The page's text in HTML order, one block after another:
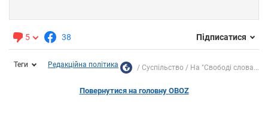
5 38 Підписатися
Теги Редакційна політика Суспільство На "Свободі слова...
Повернутися на головну OBOZ